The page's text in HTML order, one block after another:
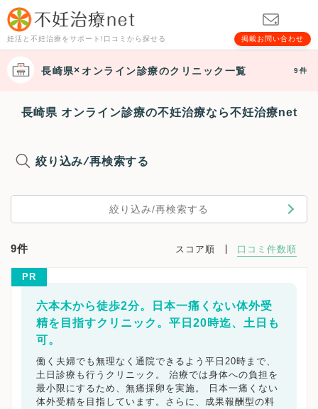
妊活と不妊治療をサポート!口コミから探せる 掲載お問い合わせ
長崎県 オンライン診療のクリニック一覧 9件
長崎県 オンライン診療の不妊治療なら不妊治療net
絞り込み/再検索する
絞り込み/再検索する
9件 スコア順 口コミ件数順
PR
六本木から徒歩2分。日本一痛くない体外受
精を目指すクリニック。平日20時迄、土日も
可。
働く夫婦でも無理なく通院できるよう平日20時まで、
土日診療も行うクリニック。 治療では身体への負担を
最小限にするため、無痛採卵を実施。 日本一痛くない
体外受精を目指しています。さらに、成果報酬型の料